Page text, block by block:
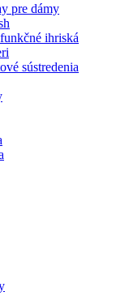
pre dámy
ihriská
sústredenia